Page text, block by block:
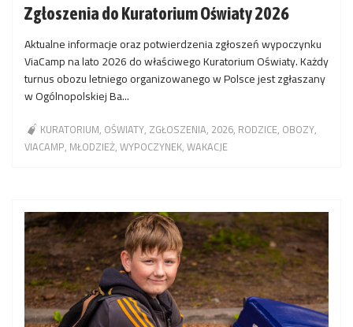
Zgłoszenia do Kuratorium Oświaty 2026
Aktualne informacje oraz potwierdzenia zgłoszeń wypoczynku
ViaCamp na lato 2026 do właściwego Kuratorium Oświaty. Każdy
turnus obozu letniego organizowanego w Polsce jest zgłaszany
w Ogólnopolskiej Ba...
KURATORIUM OŚWIATY ZGŁOSZENIA 2026 RODZICE OBOZY
VIACAMP MŁODZIEŻ WYPOCZYNEK WAKACJE